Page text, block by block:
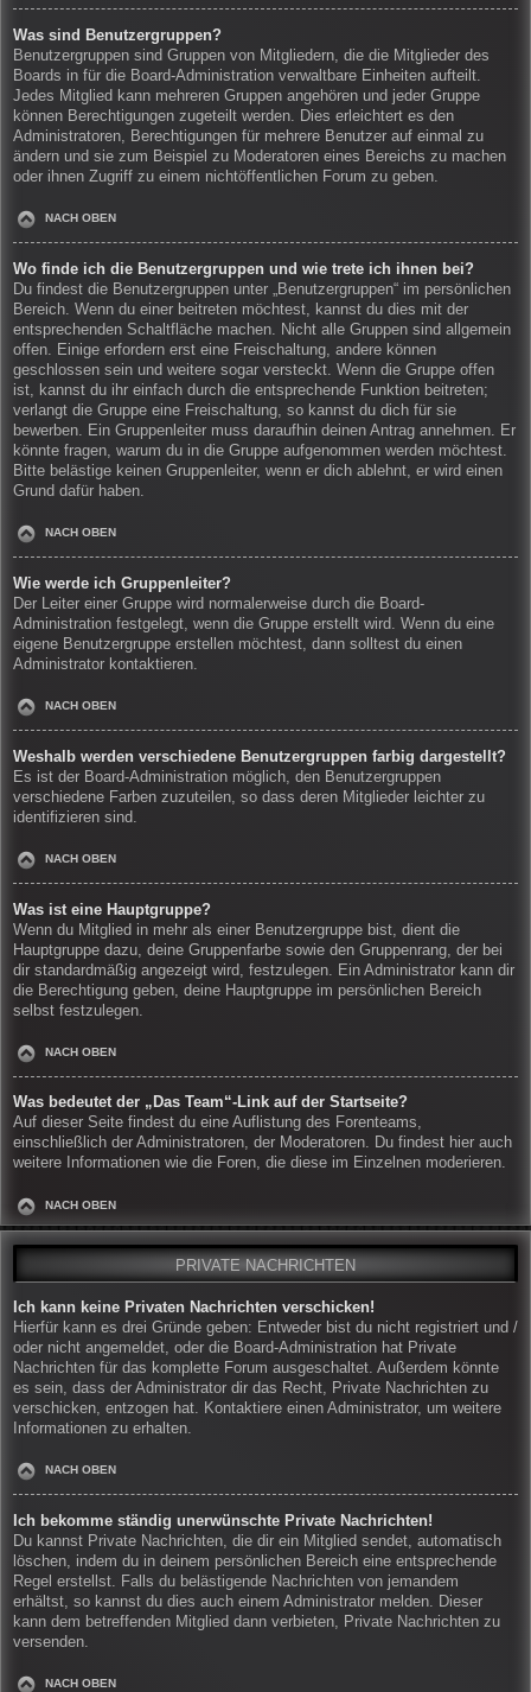
Was sind Benutzergruppen?
Benutzergruppen sind Gruppen von Mitgliedern, die die Mitglieder des
Boards in für die Board-Administration verwaltbare Einheiten aufteilt.
Jedes Mitglied kann mehreren Gruppen angehören und jeder Gruppe
können Berechtigungen zugeteilt werden. Dies erleichtert es den
Administratoren, Berechtigungen für mehrere Benutzer auf einmal zu
ändern und sie zum Beispiel zu Moderatoren eines Bereichs zu machen
oder ihnen Zugriff zu einem nichtöffentlichen Forum zu geben.
NACH OBEN
Wo finde ich die Benutzergruppen und wie trete ich ihnen bei?
Du findest die Benutzergruppen unter „Benutzergruppen“ im persönlichen
Bereich. Wenn du einer beitreten möchtest, kannst du dies mit der
entsprechenden Schaltfläche machen. Nicht alle Gruppen sind allgemein
offen. Einige erfordern erst eine Freischaltung, andere können
geschlossen sein und weitere sogar versteckt. Wenn die Gruppe offen
ist, kannst du ihr einfach durch die entsprechende Funktion beitreten;
verlangt die Gruppe eine Freischaltung, so kannst du dich für sie
bewerben. Ein Gruppenleiter muss daraufhin deinen Antrag annehmen. Er
könnte fragen, warum du in die Gruppe aufgenommen werden möchtest.
Bitte belästige keinen Gruppenleiter, wenn er dich ablehnt, er wird einen
Grund dafür haben.
NACH OBEN
Wie werde ich Gruppenleiter?
Der Leiter einer Gruppe wird normalerweise durch die Board-
Administration festgelegt, wenn die Gruppe erstellt wird. Wenn du eine
eigene Benutzergruppe erstellen möchtest, dann solltest du einen
Administrator kontaktieren.
NACH OBEN
Weshalb werden verschiedene Benutzergruppen farbig dargestellt?
Es ist der Board-Administration möglich, den Benutzergruppen
verschiedene Farben zuzuteilen, so dass deren Mitglieder leichter zu
identifizieren sind.
NACH OBEN
Was ist eine Hauptgruppe?
Wenn du Mitglied in mehr als einer Benutzergruppe bist, dient die
Hauptgruppe dazu, deine Gruppenfarbe sowie den Gruppenrang, der bei
dir standardmäßig angezeigt wird, festzulegen. Ein Administrator kann dir
die Berechtigung geben, deine Hauptgruppe im persönlichen Bereich
selbst festzulegen.
NACH OBEN
Was bedeutet der „Das Team“-Link auf der Startseite?
Auf dieser Seite findest du eine Auflistung des Forenteams,
einschließlich der Administratoren, der Moderatoren. Du findest hier auch
weitere Informationen wie die Foren, die diese im Einzelnen moderieren.
NACH OBEN
PRIVATE NACHRICHTEN
Ich kann keine Privaten Nachrichten verschicken!
Hierfür kann es drei Gründe geben: Entweder bist du nicht registriert und /
oder nicht angemeldet, oder die Board-Administration hat Private
Nachrichten für das komplette Forum ausgeschaltet. Außerdem könnte
es sein, dass der Administrator dir das Recht, Private Nachrichten zu
verschicken, entzogen hat. Kontaktiere einen Administrator, um weitere
Informationen zu erhalten.
NACH OBEN
Ich bekomme ständig unerwünschte Private Nachrichten!
Du kannst Private Nachrichten, die dir ein Mitglied sendet, automatisch
löschen, indem du in deinem persönlichen Bereich eine entsprechende
Regel erstellst. Falls du belästigende Nachrichten von jemandem
erhältst, so kannst du dies auch einem Administrator melden. Dieser
kann dem betreffenden Mitglied dann verbieten, Private Nachrichten zu
versenden.
NACH OBEN